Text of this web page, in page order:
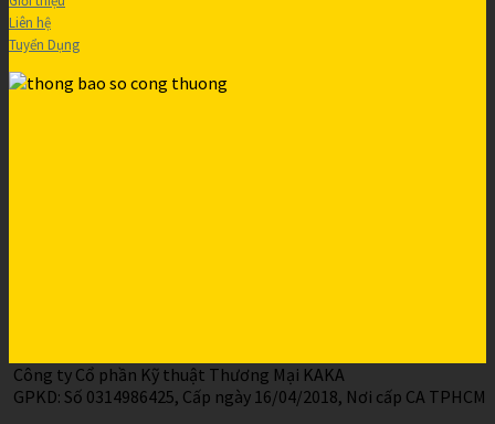
Liên hệ
Tuyển Dụng
Công ty Cổ phần Kỹ thuật Thương Mại KAKA
GPKD: Số 0314986425, Cấp ngày 16/04/2018, Nơi cấp CA TPHCM